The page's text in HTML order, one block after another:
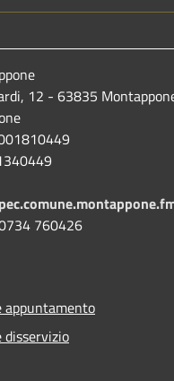
12 - 63835
760426
appuntamento
disservizio